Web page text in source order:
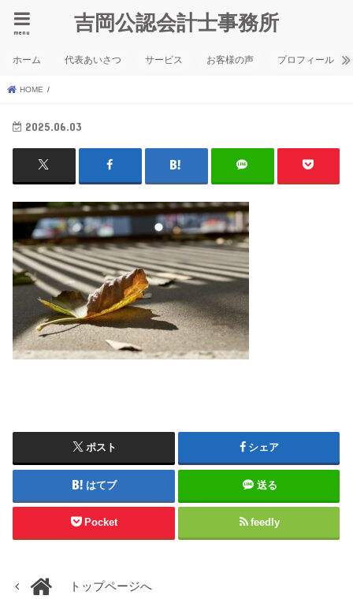
吉岡公認会計士事務所
menu
ホーム 代表あいさつ サービス お客様の声 プロフィール
HOME
2025.06.03
ポスト シェア
はてブ 送る
Pocket feedly
トップページへ